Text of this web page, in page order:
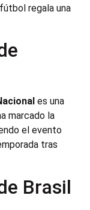
regala una
es una
marcado la
el evento
tras
Brasil